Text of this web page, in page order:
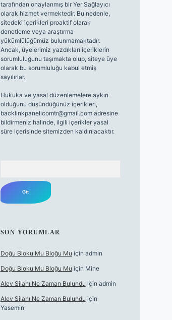
tarafından onaylanmış bir Yer Sağlayıcı
olarak hizmet vermektedir. Bu nedenle,
sitedeki içerikleri proaktif olarak
denetleme veya araştırma
yükümlülüğümüz bulunmamaktadır.
Ancak, üyelerimiz yazdıkları içeriklerin
sorumluluğunu taşımakta olup, siteye üye
olarak bu sorumluluğu kabul etmiş
sayılırlar.
Hukuka ve yasal düzenlemelere aykırı
olduğunu düşündüğünüz içerikleri,
backlinkpanelicomtr@gmail.comadresine
bildirmeniz halinde, ilgili içerikler yasal
süre içerisinde sitemizden kaldırılacaktır.
SON YORUMLAR
Doğu Bloku Mu Bloğu Mu için admin
Doğu Bloku Mu Bloğu Mu için Mine
Alev Silahı Ne Zaman Bulundu için admin
Alev Silahı Ne Zaman Bulundu için
Yasemin